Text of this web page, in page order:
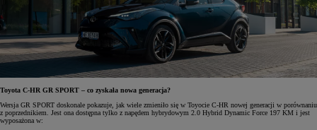
Toyota C-HR GR SPORT – co zyskała nowa generacja?
Wersja GR SPORT doskonale pokazuje, jak wiele zmieniło się w Toyocie C-HR nowej generacji w porównaniu
z poprzednikiem. Jest ona dostępna tylko z napędem hybrydowym 2.0 Hybrid Dynamic Force 197 KM i jest
wyposażona w: